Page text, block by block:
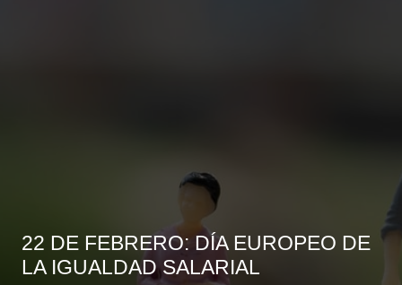
22 DE FEBRERO: DÍA EUROPEO DE
LA IGUALDAD SALARIAL